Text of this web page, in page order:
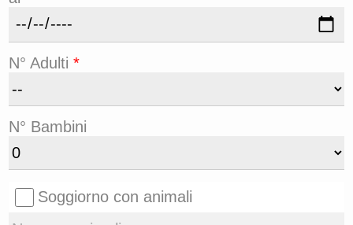
N° Adulti *
N° Bambini
Soggiorno con animali